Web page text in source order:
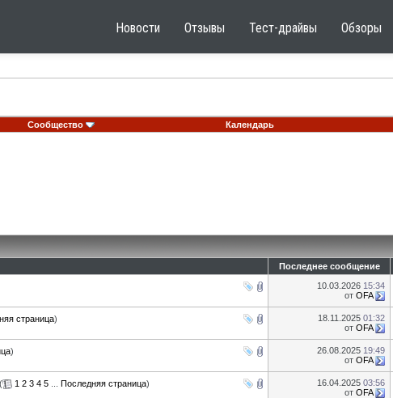
Новости Отзывы Тест-драйвы Обзоры
Сообщество Календарь
Последнее сообщение
10.03.2026 15:34
от OFA
страница)
18.11.2025 01:32
от OFA
)
26.08.2025 19:49
от OFA
( 1 2 3 4 5 Последняя страница)
16.04.2025 03:56
от OFA